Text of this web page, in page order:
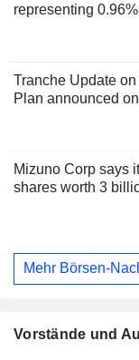
representing
Tranche Update
Plan announced
Mizuno Corp says
shares worth 3
Mehr Börsen-
Vorstände und